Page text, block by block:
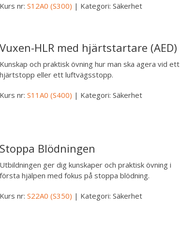
Kurs nr: S12A0 (S300) | Kategori: Säkerhet
Vuxen-HLR med hjärtstartare (AED)
Kunskap och praktisk övning hur man ska agera vid ett
hjärtstopp eller ett luftvägsstopp.
Kurs nr: S11A0 (S400) | Kategori: Säkerhet
Stoppa Blödningen
Utbildningen ger dig kunskaper och praktisk övning i
första hjälpen med fokus på stoppa blödning.
Kurs nr: S22A0 (S350) | Kategori: Säkerhet